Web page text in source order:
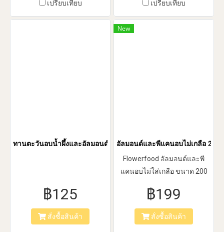
เปรียบเทียบ เปรียบเทียบ
ทานตะวันอบน้ำผึ้งและอัลมอนด์อบไม่เกลือ ขนาด 35 กรัม (5 ซอง/แพ็
฿125
สั่งซื้อสินค้า
New
อัลมอนด์และพีแคนอบไม่เกลือ 200
Flowerfood อัลมอนด์และพี
แคนอบไม่ใส่เกลือ ขนาด 200
฿199
สั่งซื้อสินค้า